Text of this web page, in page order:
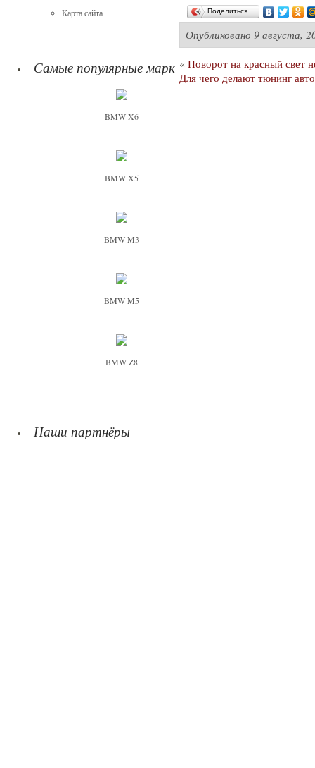
Карта сайта
Самые популярные марки
BMW X6
BMW X5
BMW M3
BMW M5
BMW Z8
Наши партнёры
Поделиться…
Опубликовано 9 августа,
« Поворот на красный свет
Для чего делают тюнинг